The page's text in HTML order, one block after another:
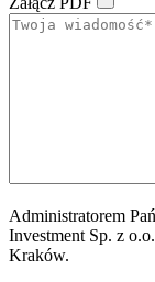
Administratorem
Investment Sp. z
Kraków.